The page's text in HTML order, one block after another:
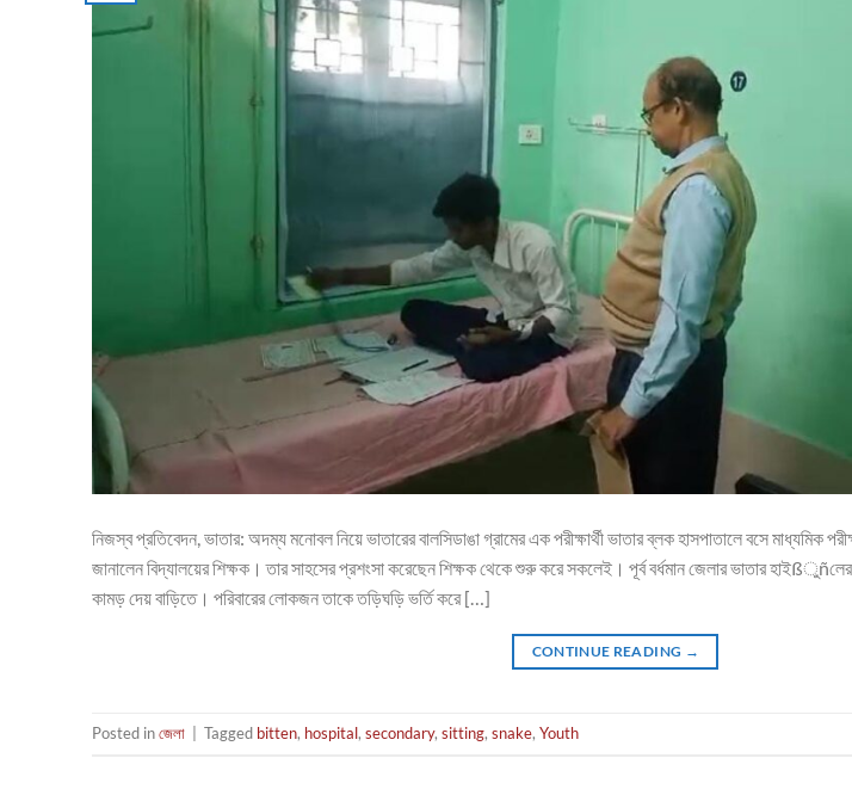
নিজস্ব প্রতিবেদন, ভাতার: অদম্য মনোবল নিয়ে ভাতারের বালসিডাঙা গ্রামের এক পরীক্ষার্থী ভাতার ব্লক হাসপাতালে বসে মাধ্যমিক
জানালেন বিদ্যালয়ের শিক্ষক। তার সাহসের প্রশংসা করেছেন শিক্ষক থেকে শুরু করে সকলেই। পূর্ব বর্ধমান জেলার ভাতার হাইßুñলের
কামড় দেয় বাড়িতে। পরিবারের লোকজন তাকে তড়িঘড়ি ভর্তি করে […]
CONTINUE READING →
Posted inজেলা Tagged bitten, hospital, secondary, sitting, snake, Youth